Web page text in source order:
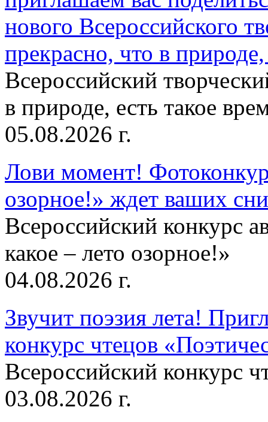
нового Всероссийского
прекрасно, что в
Всероссийский
в природе, есть такое
05.08.2026 г.
Лови момент!
озорное!» ждет ваших
Всероссийский конкурс
какое – лето озорное!»
04.08.2026 г.
Звучит поэзия лета!
конкурс чтецов
Всероссийский конкурс
03.08.2026 г.